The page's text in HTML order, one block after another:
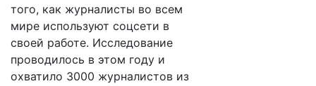
того, как журналисты во всем
мире используют соцсети в
своей работе. Исследование
проводилось в этом году и
охватило 3000 журналистов из